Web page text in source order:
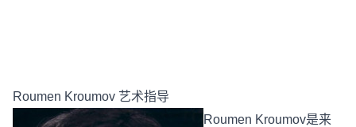
Roumen Kroumov 艺术指导
Roumen Kroumov是来